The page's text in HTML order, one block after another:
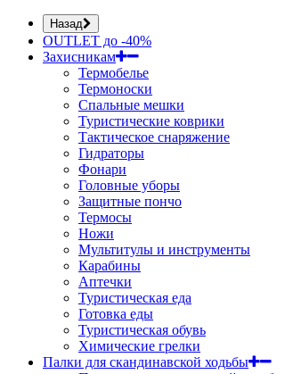
Назад
OUTLET до -40%
Захисникам
Термобелье
Термоноски
Спальные мешки
Туристические коврики
Тактическое снаряжение
Гидраторы
Фонари
Головные уборы
Защитные пончо
Термосы
Ножи
Мультитулы и инструменты
Карабины
Аптечки
Туристическая еда
Готовка еды
Туристическая обувь
Химические грелки
Палки для скандинавской ходьбы